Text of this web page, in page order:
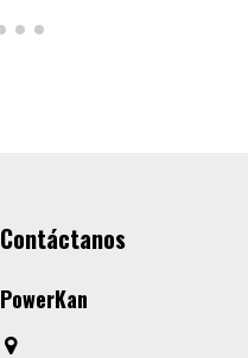
Contáctanos
PowerKan